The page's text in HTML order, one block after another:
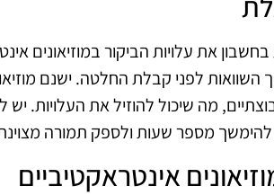
את עלויות הביקור במוזיאונים
השוואות לפני קבלת החלטה. ישנם
מה שיכול להוזיל את העלויות.
להימשך מספר שעות ולספק תמורה
אינטראקטיביים